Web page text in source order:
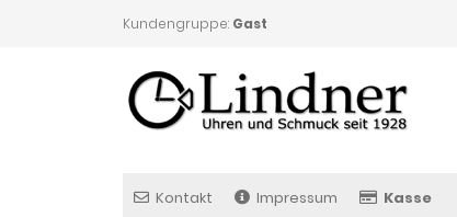
Kundengruppe: Gast
Kontakt Impressum Kasse